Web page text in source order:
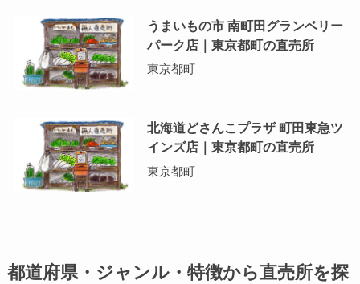
うまいもの市 南町田グランベリー
パーク店｜東京都町の直売所
東京都町
北海道どさんこプラザ 町田東急ツ
インズ店｜東京都町の直売所
東京都町
都道府県・ジャンル・特徴から直売所を探